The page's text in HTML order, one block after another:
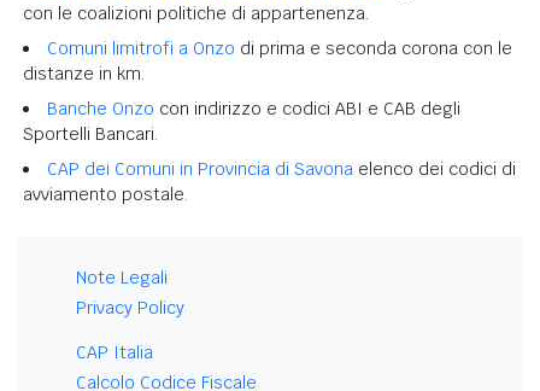
con le coalizioni politiche di appartenenza.
Comuni limitrofi a Onzo di prima e seconda corona con le
distanze in km.
Banche Onzo con indirizzo e codici ABI e CAB degli
Sportelli Bancari.
CAP dei Comuni in Provincia di Savona elenco dei codici di
avviamento postale.
Note Legali
Privacy Policy
CAP Italia
Calcolo Codice Fiscale